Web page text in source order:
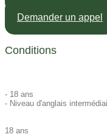
Demander un appel
Conditions
- 18 ans
- Niveau d'anglais
18 ans